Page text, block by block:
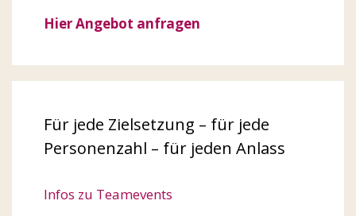
Hier Angebot anfragen
Für jede Zielsetzung – für jede
Personenzahl – für jeden Anlass
Infos zu Teamevents